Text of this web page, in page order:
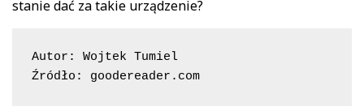
stanie dać za takie urządzenie?
Autor: Wojtek Tumiel
Źródło: goodereader.com